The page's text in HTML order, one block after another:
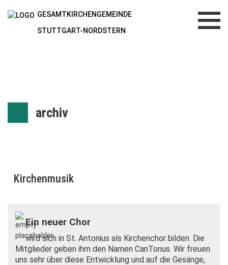
GESAMTKIRCHENGEMEINDE
STUTTGART-NORDSTERN
archiv
Kirchenmusik
Ein neuer Chor
wird sich in St. Antonius als Kirchenchor bilden. Die
Mitglieder geben ihm den Namen CanTonus. Wir freuen
uns sehr über diese Entwicklung und auf die Gesänge,